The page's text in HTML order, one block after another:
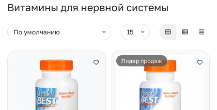
Витамины для нервной системы
Лидер продаж